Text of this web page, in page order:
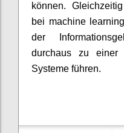
können.
bei machine
der
durchaus zu einer
Systeme führen.